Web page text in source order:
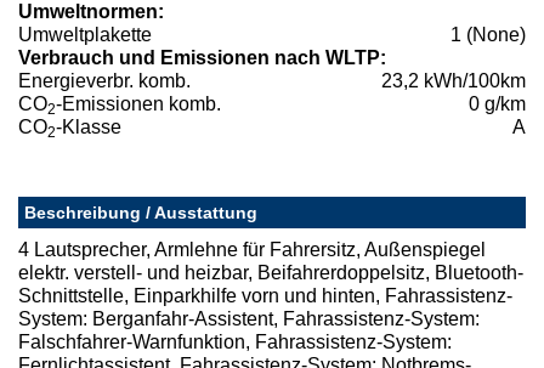
Umweltnormen:
Umweltplakette
1 (None)
Verbrauch und Emissionen nach WLTP:
Energieverbr. komb.
23,2 kWh/100km
CO2-Emissionen komb.
0 g/km
CO2-Klasse A
Beschreibung / Ausstattung
4 Lautsprecher, Armlehne für Fahrersitz, Außenspiegel
elektr. verstell- und heizbar, Beifahrerdoppelsitz, Bluetooth-
Schnittstelle, Einparkhilfe vorn und hinten, Fahrassistenz-
System: Berganfahr-Assistent, Fahrassistenz-System:
Falschfahrer-Warnfunktion, Fahrassistenz-System: